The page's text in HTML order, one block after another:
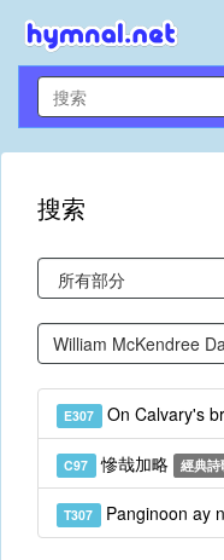
搜索
E307 On Calvary's
C97 慘哉加略 經典詩
T307 Panginoon ay